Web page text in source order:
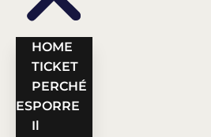
HOME
TICKET
PERCHÉ
ESPORRE
Il